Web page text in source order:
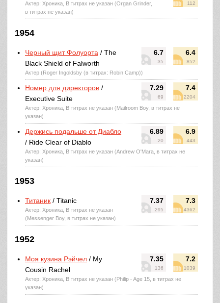
112
Актер: Хроника, В титрах не указан (Organ Grinder,
в титрах не указан)
1954
6.7
35
6.4
852
Черный щит Фолуорта / The
Black Shield of Falworth
Актер (Roger Ingoldsby (в титрах: Robin Camp))
7.29
69
7.4
2204
Номер для директоров /
Executive Suite
Актер: Хроника, В титрах не указан (Mailroom Boy, в титрах не
указан)
6.89
20
6.9
443
Держись подальше от Диабло
/ Ride Clear of Diablo
Актер: Хроника, В титрах не указан (Andrew O'Mara, в титрах не
указан)
1953
7.37
295
7.3
4362
Титаник / Titanic
Актер: Хроника, В титрах не указан
(Messenger Boy, в титрах не указан)
1952
7.35
136
7.2
1039
Моя кузина Рэйчел / My
Cousin Rachel
Актер: Хроника, В титрах не указан (Philip - Age 15, в титрах не
указан)